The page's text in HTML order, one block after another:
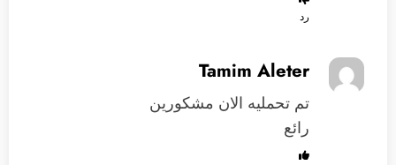
رد
Tamim Aleter
تم تحمليه الان مشكورين
رائع